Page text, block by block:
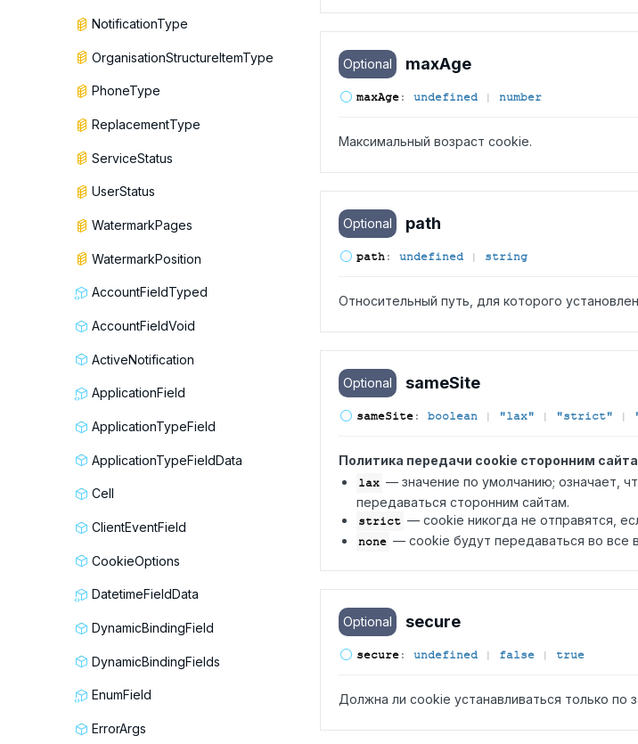
NotificationType
OrganisationStructureItemType
PhoneType
ReplacementType
ServiceStatus
UserStatus
WatermarkPages
WatermarkPosition
AccountFieldTyped
AccountFieldVoid
ActiveNotification
ApplicationField
ApplicationTypeField
ApplicationTypeFieldData
Cell
ClientEventField
CookieOptions
DatetimeFieldData
DynamicBindingField
DynamicBindingFields
EnumField
ErrorArgs
Optional maxAge
maxAge: undefined| number
Максимальный возраст cookie.
Optional path
path: undefined| string
Относительный путь, для которого
Optional sameSite
sameSite: boolean| "lax" | "strict" |
Политика передачи cookie сторонним
lax — значение по умолчанию; означает,
передаваться сторонним сайтам.
strict — cookie никогда не отправятся,
none — cookie будут передаваться во все
Optional secure
secure: undefined| false| true
Должна ли cookie устанавливаться только